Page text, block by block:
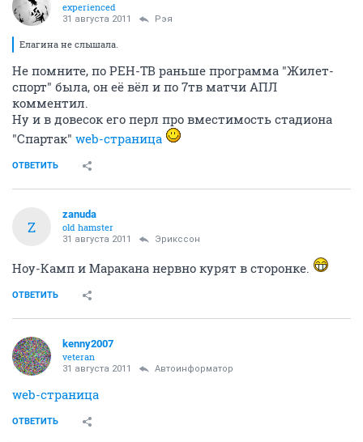
experienced
31 августа 2011 Рэя
Елагина не слышала.
Не помните, по РЕН-ТВ раньше программа "Жилет-
спорт" была, он её вёл и по 7тв матчи АПЛ
комментил.
Ну и в довесок его перл про вместимость стадиона
"Спартак" web-страница
ОТВЕТИТЬ
Z
zanuda
old hamster
31 августа 2011 Эрикссон
Ноу-Камп и Маракана нервно курят в сторонке.
ОТВЕТИТЬ
kenny2007
veteran
31 августа 2011 Автоинформатор
web-страница
ОТВЕТИТЬ